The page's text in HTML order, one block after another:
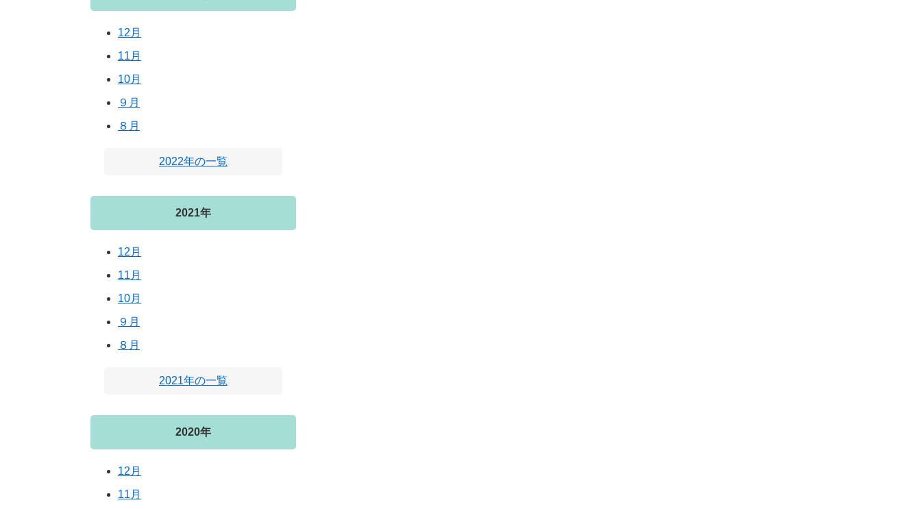
12月
11月
10月
９月
８月
2022年の一覧
2021年
12月
11月
10月
９月
８月
2021年の一覧
2020年
12月
11月